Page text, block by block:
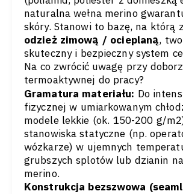
naturalna wełna merino
skóry. Stanowi to bazę, na którą
odzież zimową / ocieplaną,
skuteczny i bezpieczny system
Na co zwrócić uwagę przy
termoaktywnej do pracy?
Gramatura materiału: Do
fizycznej w umiarkowanym
modele lekkie (ok. 150-200 g/
stanowiska statyczne (np.
wózkarze) w ujemnych
grubszych splotów lub dzianin
merino.
Konstrukcja bezszwowa